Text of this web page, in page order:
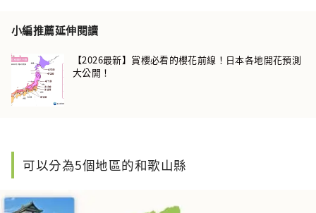
小編推薦延伸閱讀
【2026最新】賞櫻必看的櫻花前線！日本各地開花預測
大公開！
可以分為5個地區的和歌山縣